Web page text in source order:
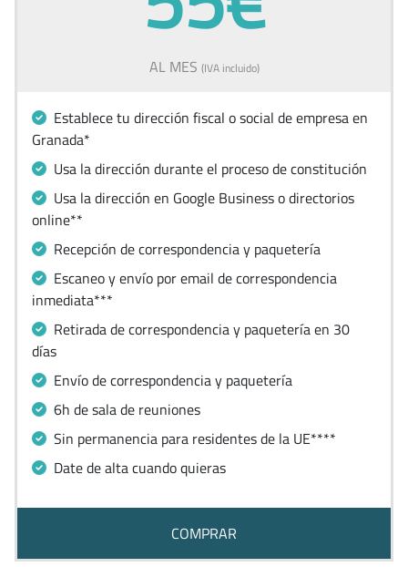
AL MES (IVA incluido)
Establece tu dirección fiscal o social de empresa en
Granada*
Usa la dirección durante el proceso de constitución
Usa la dirección en Google Business o directorios
online**
Recepción de correspondencia y paquetería
Escaneo y envío por email de correspondencia
inmediata***
Retirada de correspondencia y paquetería en 30
días
Envío de correspondencia y paquetería
6h de sala de reuniones
Sin permanencia para residentes de la UE****
Date de alta cuando quieras
COMPRAR